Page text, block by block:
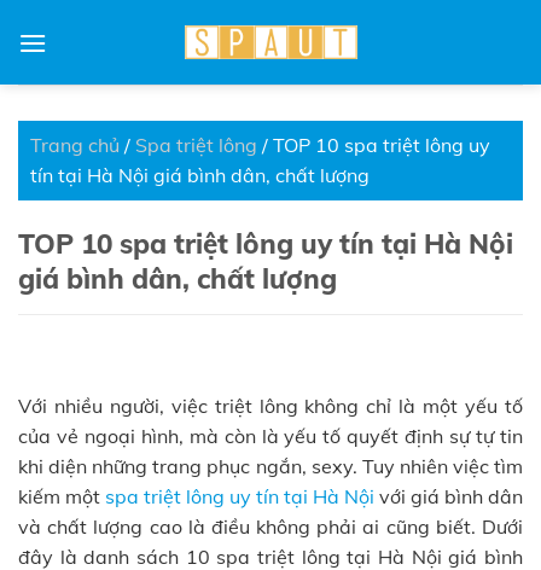
Trang chủ / Spa triệt lông / TOP 10 spa triệt lông uy
tín tại Hà Nội giá bình dân, chất lượng
TOP 10 spa triệt lông uy tín tại Hà Nội
giá bình dân, chất lượng
Với nhiều người, việc triệt lông không chỉ là một yếu tố
của vẻ ngoại hình, mà còn là yếu tố quyết định sự tự tin
khi diện những trang phục ngắn, sexy. Tuy nhiên việc tìm
kiếm một spa triệt lông uy tín tại Hà Nội với giá bình dân
và chất lượng cao là điều không phải ai cũng biết. Dưới
đây là danh sách 10 spa triệt lông tại Hà Nội giá bình